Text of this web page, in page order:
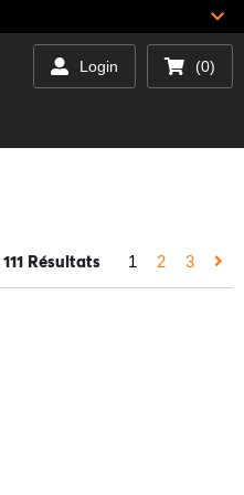
Login (0)
111 Résultats 1 2 3